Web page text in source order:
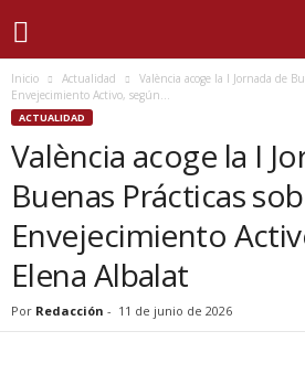
Inicio Actualidad
València acoge la I Jornada de
Envejecimiento Activo, según...
ACTUALIDAD
València acoge la I
Buenas Prácticas
Envejecimiento
Elena Albalat
Por Redacción - 11 de junio de 2026